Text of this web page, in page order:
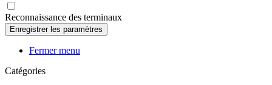
Reconnaissance des terminaux
Fermer menu
Catégories